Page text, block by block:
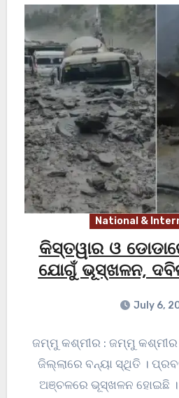
National &
କିସ୍ତୱାର ଓ
ଯୋଗୁଁ ଭୂସ୍ଖଳନ,
July 6,
ଜମ୍ମୁ କଶ୍ମୀର : ଜମ୍ମୁ କଶ୍ମୀର
ଜିଲ୍ଲାରେ ବନ୍ୟା ସ୍ଥିତି ।
ଅଞ୍ଚଳରେ ଭୂସ୍ଖଳନ ହୋଇଛି ।